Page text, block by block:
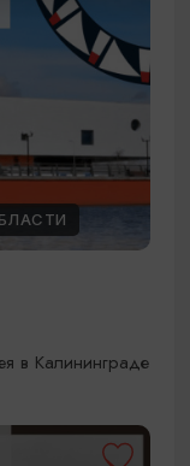
в Калининграде